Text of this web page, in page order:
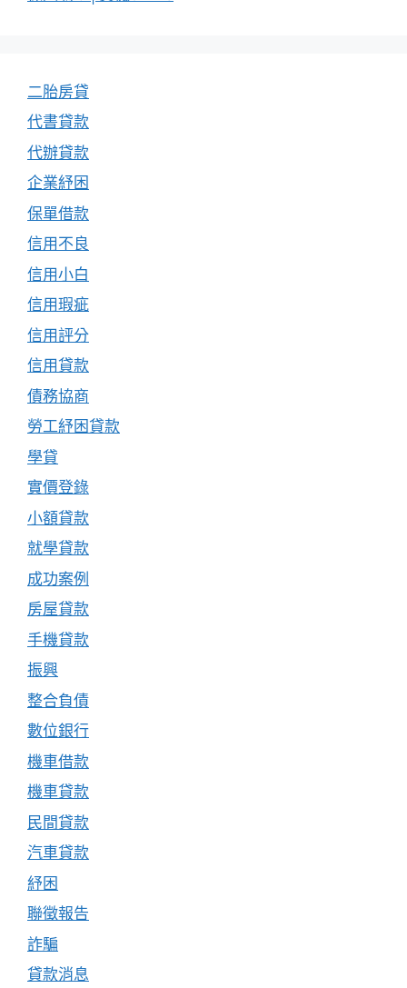
二胎房貸
代書貸款
代辦貸款
企業紓困
保單借款
信用不良
信用小白
信用瑕疵
信用評分
信用貸款
債務協商
勞工紓困貸款
學貸
實價登錄
小額貸款
就學貸款
成功案例
房屋貸款
手機貸款
振興
整合負債
數位銀行
機車借款
機車貸款
民間貸款
汽車貸款
紓困
聯徵報告
詐騙
貸款消息